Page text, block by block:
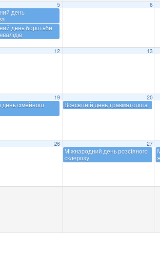
5
день
день боротьби
6
12 13
19
день сімейного
20
Всесвітній день травматолога
26 27
Міжнародний день розсіяного
склерозу